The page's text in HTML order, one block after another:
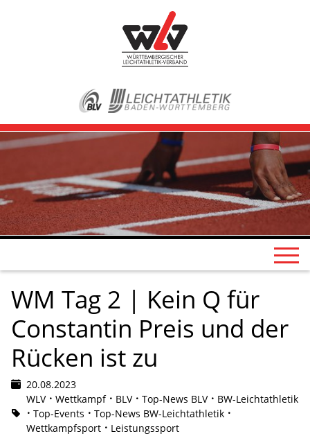
WM Tag 2 | Kein Q für
Constantin Preis und der
Rücken ist zu
20.08.2023
WLV
Wettkampf BLV Top-News BLV
BW-Leichtathletik
Top-Events
Top-News BW-Leichtathletik
Wettkampfsport
Leistungssport